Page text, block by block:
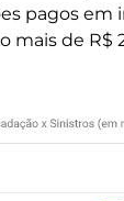
pagos em
mais de R$